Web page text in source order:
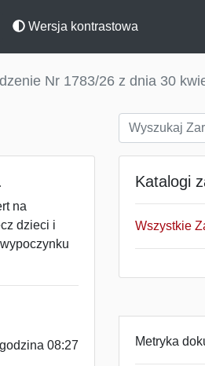
Wersja kontrastowa
Nr 1783/26 z dnia 30
na
dzieci i
08:27
Katalogi
Wszystkie
Metryka